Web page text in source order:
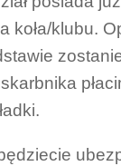
koła/klubu.